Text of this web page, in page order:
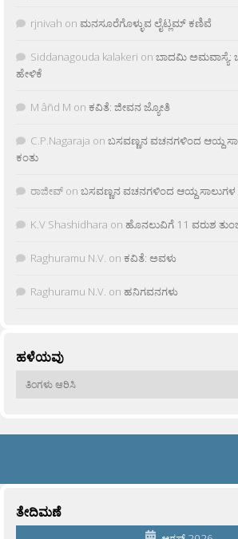
rjnivah on ಮನಸೂರೆಗೊಳ್ಳುವ ಲೈಟ್ಲಮ್ ಕಣಿವೆ
Siddanagouda kalakeri on ಬಾದಮಿ ಅಮವಾಸ್ಯೆ:
ಹೇಳಿಕೆ
M âñd M on ಕವಿತೆ: ಜೀವನ ಜ್ಯೋತಿ
C.P.Nagaraja on ಬಸವಣ್ಣನ ವಚನಗಳಿಂದ ಆಯ್ದ
ಕಂತು
ರಾಜೀವ್ on ಬಸವಣ್ಣನ ವಚನಗಳಿಂದ ಆಯ್ದ
K.V Shashidhara on ಹೊನಲುವಿಗೆ 11 ವರುಶ
Raghuramu N.V. on ಕವಿತೆ: ಅವಳು
Raghuramu N.V. on ಹನಿಗವನಗಳು
ಹಳೆಯವು
ಹಳೆಯವು
ತೇದಿಮಣೆ